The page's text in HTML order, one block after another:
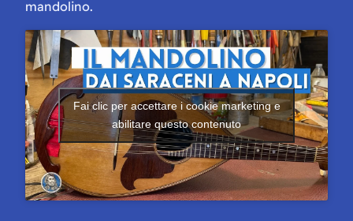
mandolino.
Fai clic per accettare i cookie marketing e
abilitare questo contenuto